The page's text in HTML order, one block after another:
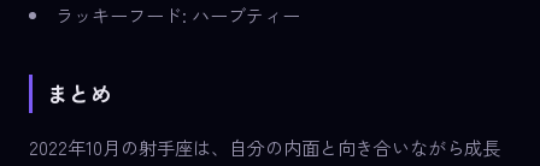
ラッキーフード: ハーブティー
まとめ
2022年10月の射手座は、自分の内面と向き合いながら成長